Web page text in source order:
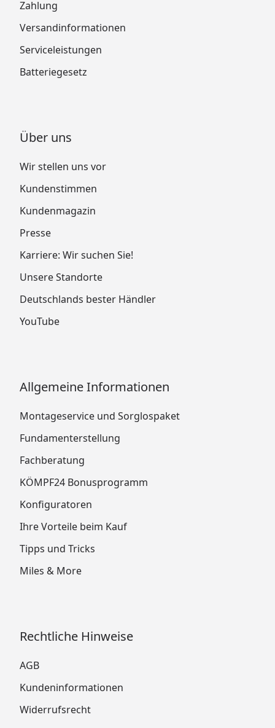
Zahlung
Versandinformationen
Serviceleistungen
Batteriegesetz
Über uns
Wir stellen uns vor
Kundenstimmen
Kundenmagazin
Presse
Karriere: Wir suchen Sie!
Unsere Standorte
Deutschlands bester Händler
YouTube
Allgemeine Informationen
Montageservice und Sorglospaket
Fundamenterstellung
Fachberatung
KÖMPF24 Bonusprogramm
Konfiguratoren
Ihre Vorteile beim Kauf
Tipps und Tricks
Miles & More
Rechtliche Hinweise
AGB
Kundeninformationen
Widerrufsrecht